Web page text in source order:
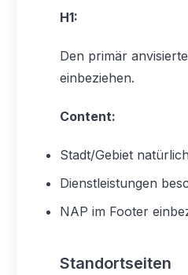
H1:
Den primär
einbeziehen.
Content:
Stadt/Gebiet
Dienstleistungen
NAP im Footer
Standortseiten